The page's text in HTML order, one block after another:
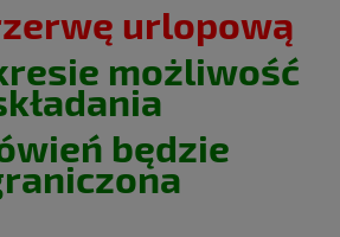
urlopową
możliwość
będzie